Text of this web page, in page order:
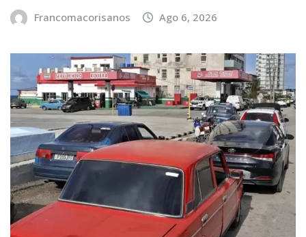
Francomacorisanos Ago 6, 2026